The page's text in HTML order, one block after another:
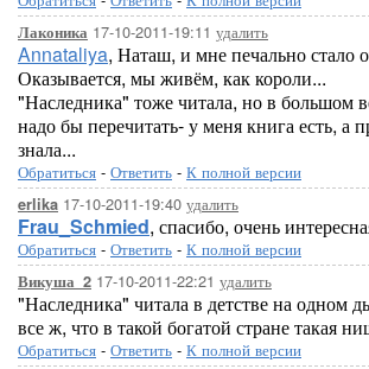
Лаконика 17-10-2011-19:11 удалить
Annataliya, Наташ, и мне печально стало
Оказывается, мы живём, как короли...
"Наследника" тоже читала, но в большом
надо бы перечитать- у меня книга есть, а
знала...
Обратиться - Ответить - К полной версии
erlika 17-10-2011-19:40 удалить
Frau_Schmied, спасибо, очень
Обратиться - Ответить - К полной версии
Викуша_2 17-10-2011-22:21 удалить
"Наследника" читала в детстве на одном
все ж, что в такой богатой стране такая
Обратиться - Ответить - К полной версии